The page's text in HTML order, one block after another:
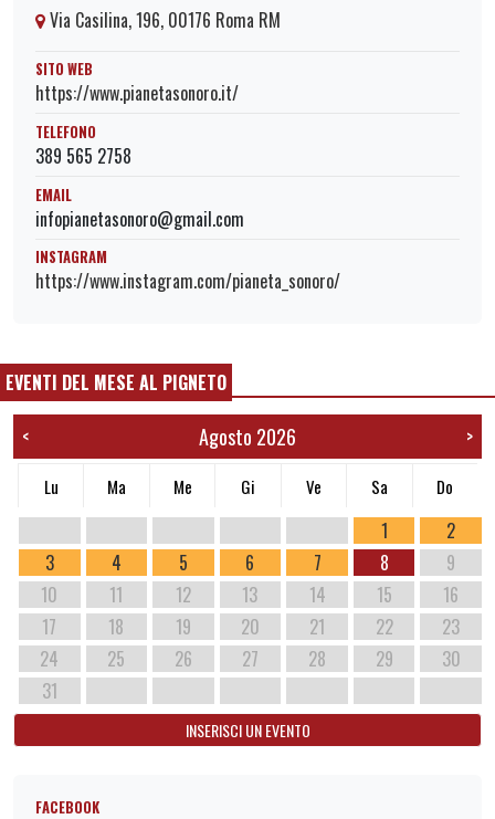
Via Casilina, 196, 00176 Roma RM
SITO WEB
https://www.pianetasonoro.it/
TELEFONO
389 565 2758
EMAIL
infopianetasonoro@gmail.com
INSTAGRAM
https://www.instagram.com/pianeta_sonoro/
EVENTI DEL MESE AL PIGNETO
< Agosto 2026 >
Lu Ma Me Gi Ve Sa Do
1
2
3
4 5 6 7 8
9
10
11 12 13 14 15
16
17
18 19 20 21 22
23
24
25 26 27 28 29
30
31
INSERISCI UN EVENTO
FACEBOOK